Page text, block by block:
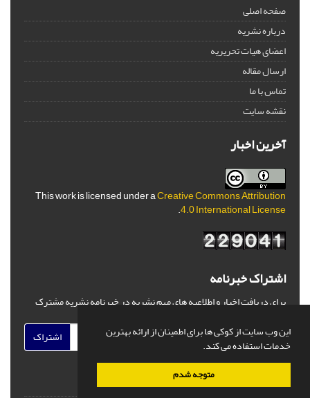
این وب سایت از کوکی ها برای اطمینان از ارائه بهترین
خدمات استفاده می کند.
متوجه شدم
صفحه اصلی
درباره نشریه
اعضای هیات تحریریه
ارسال مقاله
تماس با ما
نقشه سایت
آخرین اخبار
This work is licensed under aCreative Commons Attribution
4.0 International License
.
اشتراک خبرنامه
برای دریافت اخبار و اطلاعیه های مهم نشریه در خبرنامه نشریه مشترک
اشتراک